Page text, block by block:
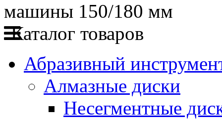
машины 150/180 мм
Каталог товаров
Абразивный
Алмазные диски
Несегментные